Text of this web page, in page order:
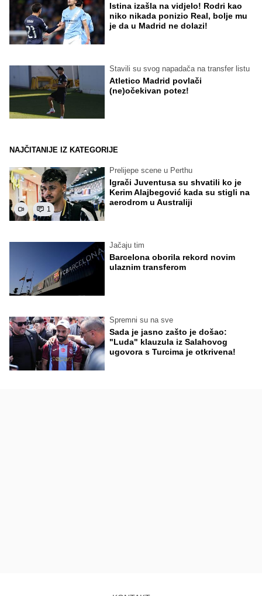
Istina izašla na vidjelo! Rodri kao
niko nikada ponizio Real, bolje mu
je da u Madrid ne dolazi!
Stavili su svog napadača na transfer listu
Atletico Madrid povlači
(ne)očekivan potez!
NAJČITANIJE IZ KATEGORIJE
1
Prelijepe scene u Perthu
Igrači Juventusa su shvatili ko je
Kerim Alajbegović kada su stigli na
aerodrom u Australiji
Jačaju tim
Barcelona oborila rekord novim
ulaznim transferom
Spremni su na sve
Sada je jasno zašto je došao:
"Luda" klauzula iz Salahovog
ugovora s Turcima je otkrivena!